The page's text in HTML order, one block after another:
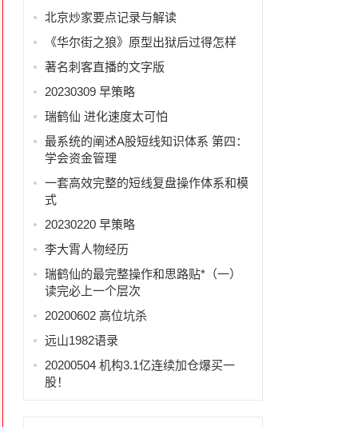
北京炒家要点记录与解读
《华尔街之狼》原型出狱后过得怎样
著名刺客直播的文字版
20230309 早策略
瑞鹤仙 进化速度太可怕
最系统的阐述A股短线知识体系 第四：
学会资金管理
一套高效完整的短线复盘操作体系和模
式
20230220 早策略
李大霄人物经历
瑞鹤仙的最完整操作和思路贴*（一）
读完必上一个层次
20200602 高位坑杀
远山1982语录
20200504 机构3.1亿连续加仓爆买一
股！